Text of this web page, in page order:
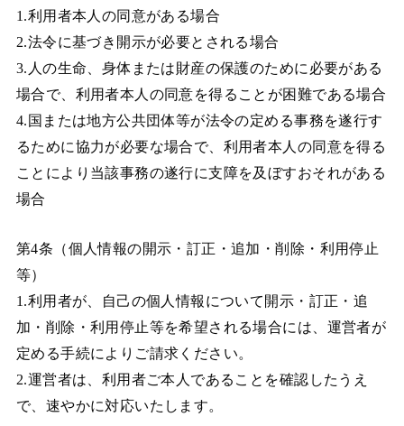
1.利用者本人の同意がある場合
2.法令に基づき開示が必要とされる場合
3.人の生命、身体または財産の保護のために必要がある
場合で、利用者本人の同意を得ることが困難である場合
4.国または地方公共団体等が法令の定める事務を遂行す
るために協力が必要な場合で、利用者本人の同意を得る
ことにより当該事務の遂行に支障を及ぼすおそれがある
場合
第4条（個人情報の開示・訂正・追加・削除・利用停止
等）
1.利用者が、自己の個人情報について開示・訂正・追
加・削除・利用停止等を希望される場合には、運営者が
定める手続によりご請求ください。
2.運営者は、利用者ご本人であることを確認したうえ
で、速やかに対応いたします。